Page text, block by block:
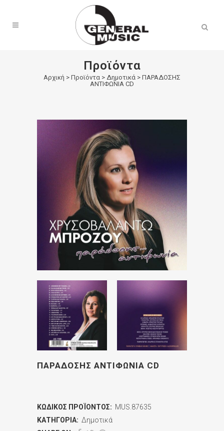
Προϊόντα
Αρχική > Προϊόντα > Δημοτικά > ΠΑΡΑΔΟΣΗΣ
ΑΝΤΙΦΩΝΙΑ CD
ΠΑΡΑΔΟΣΗΣ ΑΝΤΙΦΩΝΙΑ CD
ΚΩΔΙΚΌΣ ΠΡΟΪΌΝΤΟΣ: MUS.87635
ΚΑΤΗΓΟΡΊΑ: Δημοτικά